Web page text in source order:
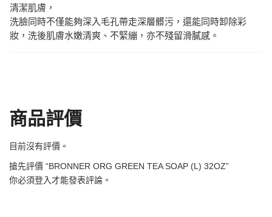
清潔肌膚，
洗臉同時不僅能夠深入毛孔帶走深層髒污，還能同時卸除彩
妝，洗後肌膚水嫩清爽、不緊繃，亦不殘留滑膩感。
商品評價
目前沒有評價。
搶先評價 “BRONNER ORG GREEN TEA SOAP (L) 32OZ”
你必須登入才能發表評論。